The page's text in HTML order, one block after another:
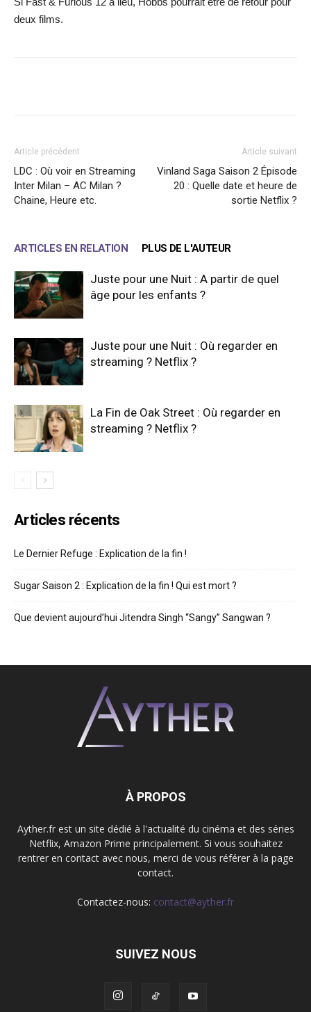
deux films.
Article précédent
LDC : Où voir en Streaming
Inter Milan – AC Milan ?
Chaine, Heure etc.
Article suivant
Vinland Saga Saison 2 Épisode
20 : Quelle date et heure de
sortie Netflix ?
ARTICLES EN RELATION PLUS DE L'AUTEUR
Juste pour une Nuit : A partir de quel
âge pour les enfants ?
Juste pour une Nuit : Où regarder en
streaming ? Netflix ?
La Fin de Oak Street : Où regarder en
streaming ? Netflix ?
Articles récents
Le Dernier Refuge : Explication de la fin !
Sugar Saison 2 : Explication de la fin ! Qui est mort ?
Que devient aujourd’hui Jitendra Singh “Sangy” Sangwan ?
À PROPOS
Ayther.fr est un site dédié à l'actualité du cinéma et des séries
Netflix, Amazon Prime principalement. Si vous souhaitez
rentrer en contact avec nous, merci de vous référer à la page
contact.
Contactez-nous: contact@ayther.fr
SUIVEZ NOUS